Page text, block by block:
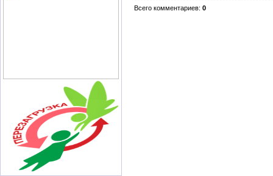
Всего комментариев: 0